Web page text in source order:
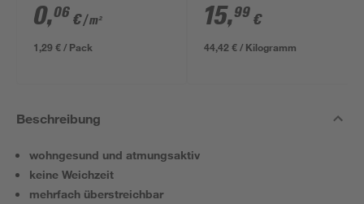
transparent 4 x 5 m
0,06 €/ m²
1,29 € / Pack
15,99 €
44,42 € / Kilogramm
Beschreibung
wohngesund und atmungsaktiv
keine Weichzeit
mehrfach überstreichbar